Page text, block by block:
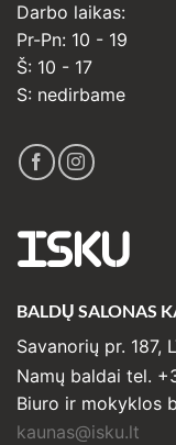
Darbo laikas:
Pr-Pn: 10 - 19
Š: 10 - 17
S: nedirbame
ISKU
BALDŲ SALONAS
Savanorių pr. 187,
Namų baldai tel.
Biuro ir mokyklos
kaunas@isku.lt